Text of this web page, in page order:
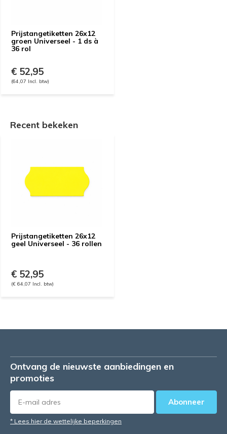
Prijstangetiketten 26x12
groen Universeel - 1 ds à
36 rol
€ 52,95
(64,07 Incl. btw)
Recent bekeken
Prijstangetiketten 26x12
geel Universeel - 36 rollen
€ 52,95
(€ 64,07 Incl. btw)
Ontvang de nieuwste aanbiedingen en
promoties
Abonneer
* Lees hier de wettelijke beperkingen